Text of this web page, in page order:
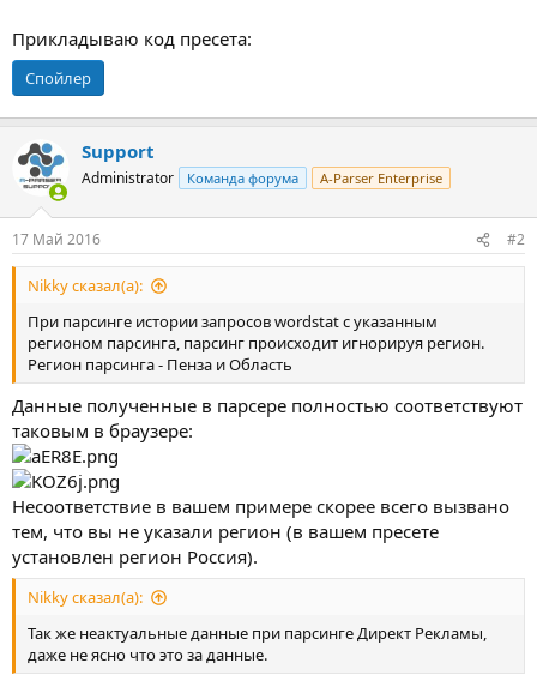
Прикладываю код пресета:
Спойлер
Support
Administrator Команда форума A-Parser Enterprise
17 Май 2016 #2
Nikky сказал(а):
При парсинге истории запросов wordstat с указанным
регионом парсинга, парсинг происходит игнорируя регион.
Регион парсинга - Пенза и Область
Данные полученные в парсере полностью соответствуют
таковым в браузере:
Несоответствие в вашем примере скорее всего вызвано
тем, что вы не указали регион (в вашем пресете
установлен регион Россия).
Nikky сказал(а):
Так же неактуальные данные при парсинге Директ Рекламы,
даже не ясно что это за данные.